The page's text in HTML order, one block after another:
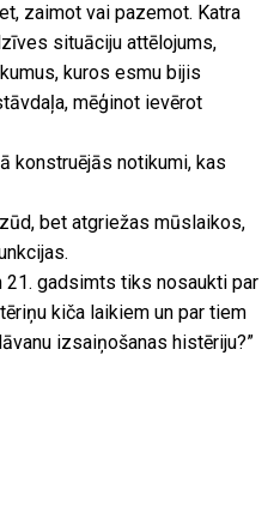
zaimot vai pazemot. Katra
situāciju attēlojums,
kuros esmu bijis
mēģinot ievērot
konstruējās notikumi, kas
bet atgriežas mūslaikos,
21. gadsimts tiks nosaukti par
kiča laikiem un par tiem
izsaiņošanas histēriju?”